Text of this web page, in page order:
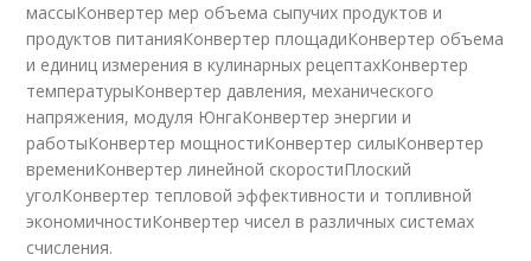
массыКонвертер мер объема сыпучих продуктов и
продуктов питанияКонвертер площадиКонвертер объема
и единиц измерения в кулинарных рецептахКонвертер
температурыКонвертер давления, механического
напряжения, модуля ЮнгаКонвертер энергии и
работыКонвертер мощностиКонвертер силыКонвертер
времениКонвертер линейной скоростиПлоский
уголКонвертер тепловой эффективности и топливной
экономичностиКонвертер чисел в различных системах
счисления.